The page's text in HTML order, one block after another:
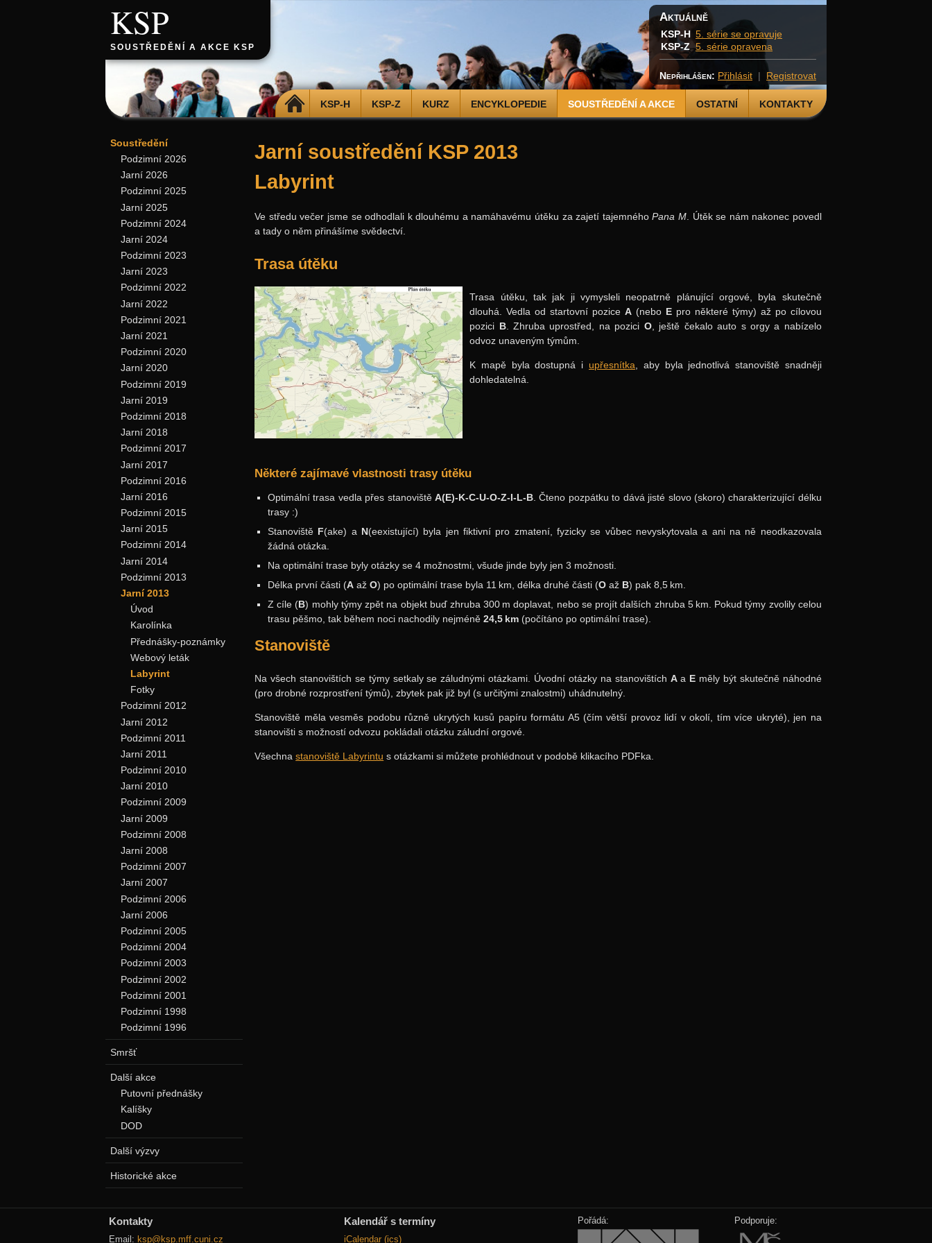
KSP
SOUSTŘEDĚNÍ A AKCE KSP
DOMŮ KSP-H KSP-Z KURZ ENCYKLOPEDIE SOUSTŘEDĚNÍ A AKCE OSTATNÍ KONTAKTY
Aktuálně
KSP-H 5. série se opravuje
KSP-Z 5. série opravena
Nepřihlášen: Přihlásit | Registrovat
Jarní soustředění KSP 2013
Labyrint
Ve středu večer jsme se odhodlali k dlouhému a namáhavému útěku za zajetí tajemnéhoPana M. Útěk se nám nakonec povedl
a tady o něm přinášíme svědectví.
Trasa útěku
Trasa útěku, tak jak ji vymysleli neopatrně plánující orgové, byla skutečně
dlouhá. Vedla od startovní poziceA (nebo E pro některé týmy) až po cílovou
pozici B. Zhruba uprostřed, na pozici O, ještě čekalo auto s orgy a nabízelo
odvoz unaveným týmům.
K mapě byla dostupná i upřesnítka, aby byla jednotlivá stanoviště snadněji
dohledatelná.
Některé zajímavé vlastnosti trasy útěku
Optimální trasa vedla přes stanovištěA(E)-K-C-U-O-Z-I-L-B . Čteno pozpátku to dává jisté slovo (skoro) charakterizující délku
trasy :)
Stanoviště F(ake) a N(eexistující) byla jen fiktivní pro zmatení, fyzicky se vůbec nevyskytovala a ani na ně neodkazovala
žádná otázka.
Na optimální trase byly otázky se 4 možnostmi, všude jinde byly jen 3 možnosti.
Délka první části (Aaž O) po optimální trase byla 11 km, délka druhé části (Oaž B) pak 8,5 km.
Z cíle (B) mohly týmy zpět na objekt buď zhruba 300 m doplavat, nebo se projít dalších zhruba 5 km. Pokud týmy zvolily celou
trasu pěšmo, tak během noci nachodily nejméně 24,5 km(počítáno po optimální trase).
Stanoviště
Na všech stanovištích se týmy setkaly se záludnými otázkami. Úvodní otázky na stanovištích Aa E měly být skutečně náhodné
(pro drobné rozprostření týmů), zbytek pak již byl (s určitými znalostmi) uhádnutelný.
Stanoviště měla vesměs podobu různě ukrytých kusů papíru formátu A5 (čím větší provoz lidí v okolí, tím více ukryté), jen na
stanovišti s možností odvozu pokládali otázku záludní orgové.
Všechnastanoviště Labyrintu s otázkami si můžete prohlédnout v podobě klikacího PDFka.
Soustředění
Podzimní 2026
Jarní 2026
Podzimní 2025
Jarní 2025
Podzimní 2024
Jarní 2024
Podzimní 2023
Jarní 2023
Podzimní 2022
Jarní 2022
Podzimní 2021
Jarní 2021
Podzimní 2020
Jarní 2020
Podzimní 2019
Jarní 2019
Podzimní 2018
Jarní 2018
Podzimní 2017
Jarní 2017
Podzimní 2016
Jarní 2016
Podzimní 2015
Jarní 2015
Podzimní 2014
Jarní 2014
Podzimní 2013
Jarní 2013
Úvod
Karolínka
Přednášky-poznámky
Webový leták
Labyrint
Fotky
Podzimní 2012
Jarní 2012
Podzimní 2011
Jarní 2011
Podzimní 2010
Jarní 2010
Podzimní 2009
Jarní 2009
Podzimní 2008
Jarní 2008
Podzimní 2007
Jarní 2007
Podzimní 2006
Jarní 2006
Podzimní 2005
Podzimní 2004
Podzimní 2003
Podzimní 2002
Podzimní 2001
Podzimní 1998
Podzimní 1996
Smršť
Další akce
Putovní přednášky
Kalíšky
DOD
Další výzvy
Historické akce
Kontakty
Email: ksp@ksp.mff.cuni.cz
Kalendář s termíny
iCalendar (ics)
Pořádá: Podporuje: